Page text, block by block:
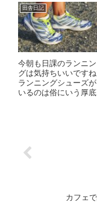
田舎日記
今朝も日課のランニ
グは気持ちいいです
ランニングシューズ
いるのは俗にいう厚
カフェ